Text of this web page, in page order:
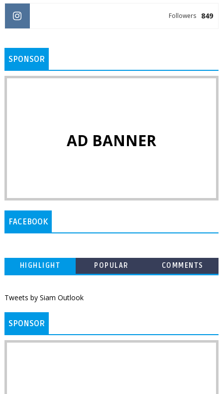
849
Followers
SPONSOR
AD BANNER
FACEBOOK
HIGHLIGHT POPULAR COMMENTS
Tweets by Siam Outlook
SPONSOR